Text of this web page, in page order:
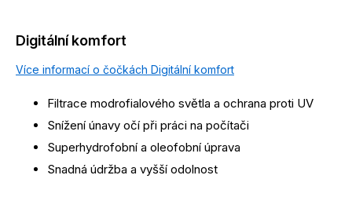
Digitální komfort
Více informací o čočkách Digitální komfort
Filtrace modrofialového světla a ochrana proti UV
Snížení únavy očí při práci na počítači
Superhydrofobní a oleofobní úprava
Snadná údržba a vyšší odolnost